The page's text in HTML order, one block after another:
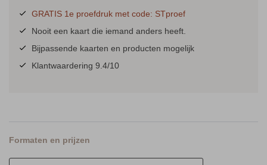
GRATIS 1e proefdruk met code: STproef
Nooit een kaart die iemand anders heeft.
Bijpassende kaarten en producten mogelijk
Klantwaardering 9.4/10
Formaten en prijzen